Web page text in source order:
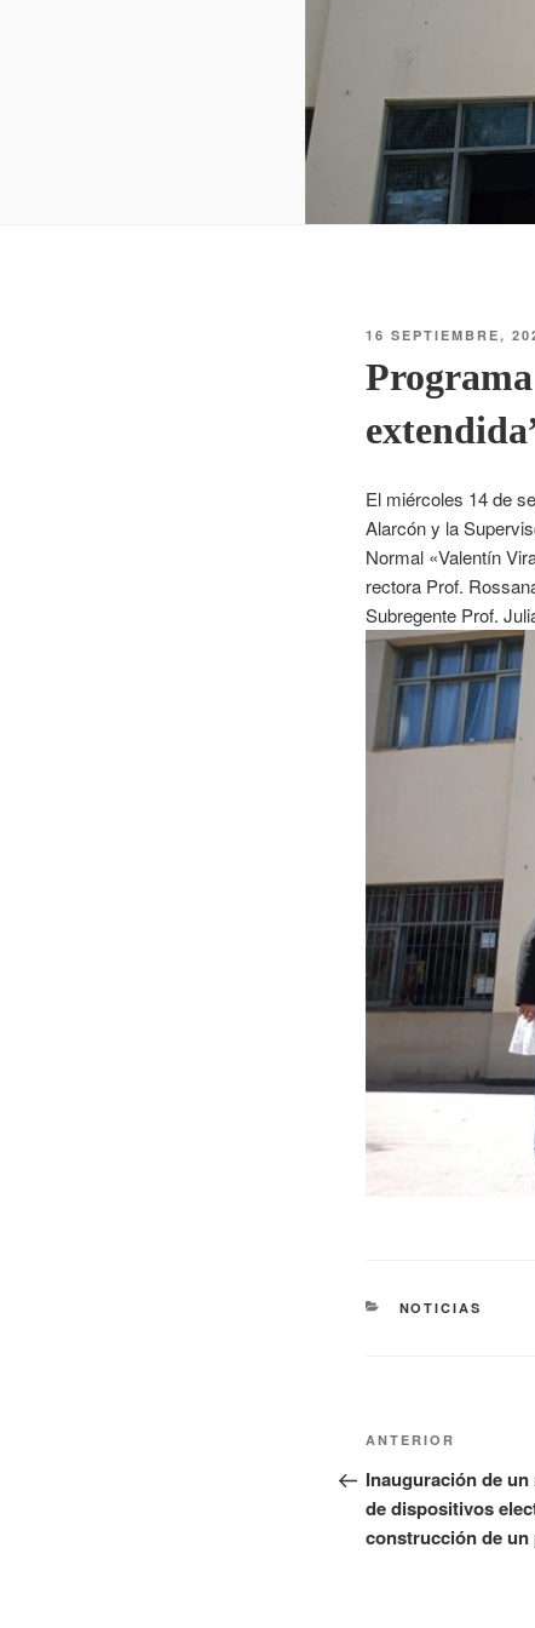
16 SEPTIEMBRE,
El miércoles 14 de
Alarcón y la
Normal «Valentín
rectora Prof.
Subregente Prof.
NOTICIAS
ANTERIOR
Inauguración de
de dispositivos
construcción de